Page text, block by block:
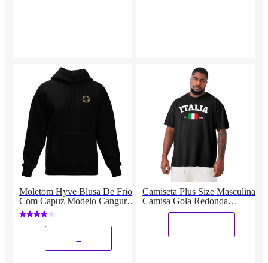
Moletom Hyve Blusa De Frio
Com Capuz Modelo Canguru
Top Masculino
Camiseta Plus Size Masculina
Camisa Gola Redonda
Algodão Seleção ITA